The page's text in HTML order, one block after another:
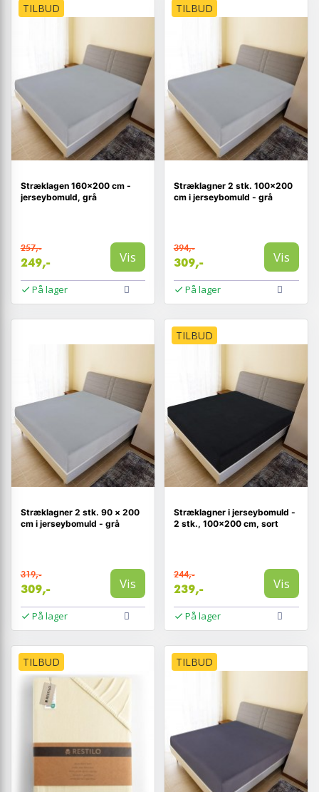
TILBUD
Stræklagen 160×200 cm -
jerseybomuld, grå
257,-
249,- Vis
På lager
TILBUD
Stræklagner 2 stk. 100×200
cm i jerseybomuld - grå
394,-
309,- Vis
På lager
Stræklagner 2 stk. 90 × 200
cm i jerseybomuld - grå
319,-
309,- Vis
På lager
TILBUD
Stræklagner i jerseybomuld -
2 stk., 100×200 cm, sort
244,-
239,- Vis
På lager
TILBUD TILBUD